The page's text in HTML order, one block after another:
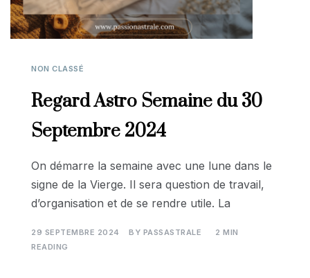
NON CLASSÉ
Regard Astro Semaine du 30
Septembre 2024
On démarre la semaine avec une lune dans le
signe de la Vierge. Il sera question de travail,
d’organisation et de se rendre utile. La
29 SEPTEMBRE 2024 BY PASSASTRALE
2 MIN
READING